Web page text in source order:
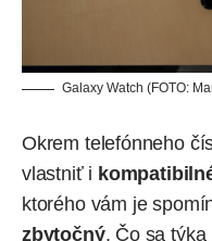
Galaxy Watch (FOTO:
Okrem telefónneho
vlastniť i
ktorého vám je
zbytočný. Čo sa týka